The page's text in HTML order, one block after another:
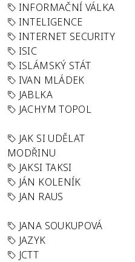
INFORMAČNÍ VÁLKA
INTELIGENCE
INTERNET SECURITY
ISIC
ISLÁMSKÝ STÁT
IVAN MLÁDEK
JABLKA
JACHYM TOPOL
JAK SI UDĚLAT
MODŘINU
JAKSI TAKSI
JÁN KOLENÍK
JAN RAUS
JANA SOUKUPOVÁ
JAZYK
JCTT